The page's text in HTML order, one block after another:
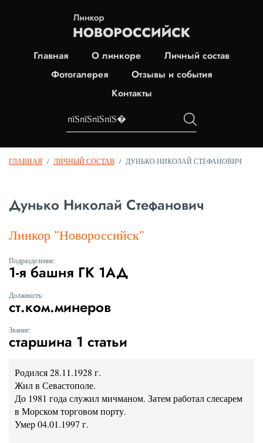
Главная О линкоре
Личный состав
Фотогалерея
Отзывы и события
Контакты
ГЛАВНАЯ / ЛИЧНЫЙ СОСТАВ / ДУНЬКО НИКОЛАЙ СТЕФАНОВИЧ
Дунько Николай Стефанович
Линкор "Новороссийск"
Подразделение:
1-я башня ГК 1АД
Должность:
ст.ком.минеров
Звание:
старшина 1 статьи
Родился 28.11.1928 г.
Жил в Севастополе.
До 1981 года служил мичманом. Затем работал слесарем
в Морском торговом порту.
Умер 04.01.1997 г.